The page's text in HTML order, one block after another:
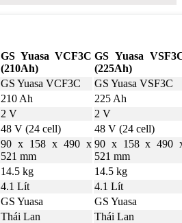
GS Yuasa VCF3C
(210Ah)
GS Yuasa
(225Ah)
GS Yuasa VCF3C
GS Yuasa VSF3C
210 Ah
225 Ah
2 V
2 V
48 V (24 cell)
48 V (24 cell)
90 x 158 x 490 x
521 mm
90 x 158 x 490
521 mm
14.5 kg
14.5 kg
4.1 Lít
4.1 Lít
GS Yuasa
GS Yuasa
Thái Lan
Thái Lan